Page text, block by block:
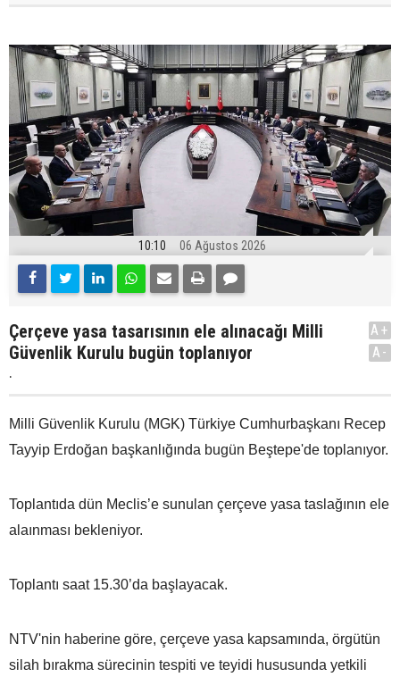
10:10 06 Ağustos 2026
Çerçeve yasa tasarısının ele alınacağı Milli
Güvenlik Kurulu bugün toplanıyor
.
A+
A-
Milli Güvenlik Kurulu (MGK) Türkiye Cumhurbaşkanı Recep
Tayyip Erdoğan başkanlığında bugün Beştepe'de toplanıyor.
Toplantıda dün Meclis’e sunulan çerçeve yasa taslağının ele
alaınması bekleniyor.
Toplantı saat 15.30’da başlayacak.
NTV'nin haberine göre, çerçeve yasa kapsamında, örgütün
silah bırakma sürecinin tespiti ve teyidi hususunda yetkili